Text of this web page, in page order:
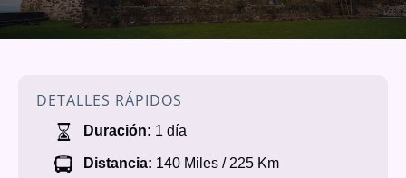
DETALLES RÁPIDOS
Duración: 1 día
Distancia: 140 Miles / 225 Km